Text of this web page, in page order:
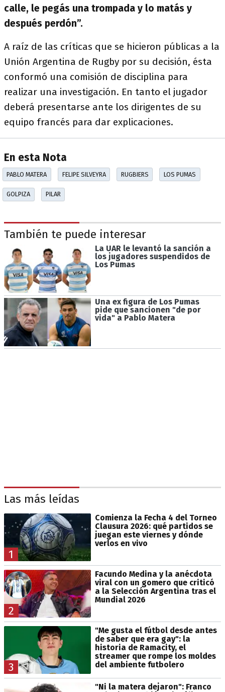
calle, le pegás una trompada y lo matás y
después perdón”.
A raíz de las críticas que se hicieron públicas a la
Unión Argentina de Rugby por su decisión, ésta
conformó una comisión de disciplina para
realizar una investigación. En tanto el jugador
deberá presentarse ante los dirigentes de su
equipo francés para dar explicaciones.
En esta Nota
PABLO MATERA FELIPE SILVEYRA RUGBIERS LOS PUMAS
GOLPIZA PILAR
También te puede interesar
La UAR le levantó la sanción a
los jugadores suspendidos de
Los Pumas
Una ex figura de Los Pumas
pide que sancionen "de por
vida" a Pablo Matera
Las más leídas
1
Comienza la Fecha 4 del Torneo
Clausura 2026: qué partidos se
juegan este viernes y dónde
verlos en vivo
2
Facundo Medina y la anécdota
viral con un gomero que criticó
a la Selección Argentina tras el
Mundial 2026
3
"Me gusta el fútbol desde antes
de saber que era gay": la
historia de Ramacity, el
streamer que rompe los moldes
del ambiente futbolero
"Ni la matera dejaron": Franco